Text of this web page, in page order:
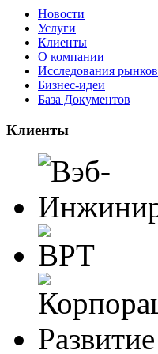
Новости
Услуги
Клиенты
О компании
Исследования рынков
Бизнес-идеи
База Документов
Клиенты